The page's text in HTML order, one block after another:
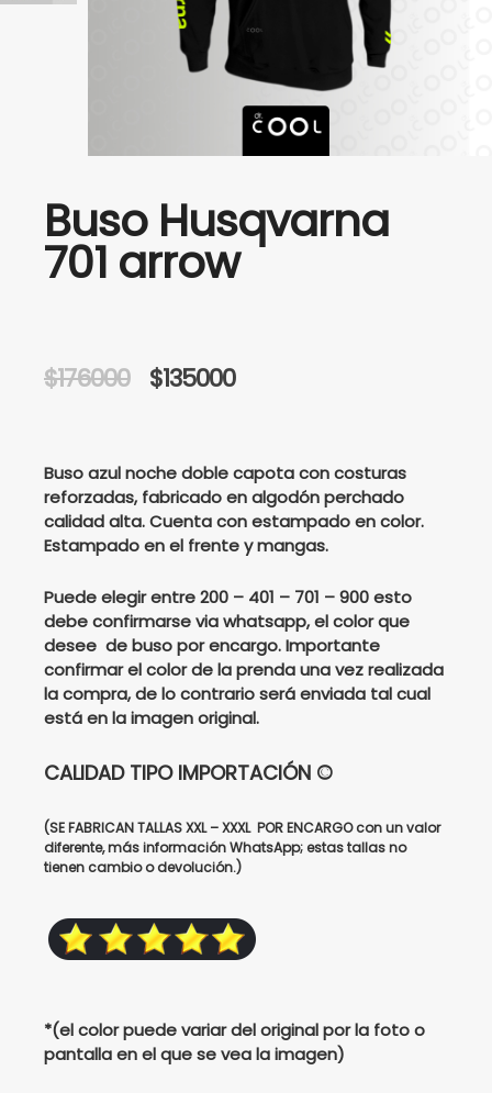
Buso Husqvarna
701 arrow
$176000
Original
was:
$176000.
$135000Current
is:
$135000.
Buso azul noche doble capota con costuras
reforzadas, fabricado en algodón perchado
calidad alta. Cuenta con estampado en color.
Estampado en el frente y mangas.
Puede elegir entre 200 – 401 – 701 – 900 esto
debe confirmarse via whatsapp, el color que
desee de buso por encargo. Importante
confirmar el color de la prenda una vez realizada
la compra, de lo contrario será enviada tal cual
está en la imagen original.
CALIDAD TIPO IMPORTACIÓN ©
(SE FABRICAN TALLAS XXL – XXXL POR ENCARGO con un valor
diferente, más información WhatsApp; estas tallas no
tienen cambio o devolución.)
*(el color puede variar del original por la foto o
pantalla en el que se vea la imagen)